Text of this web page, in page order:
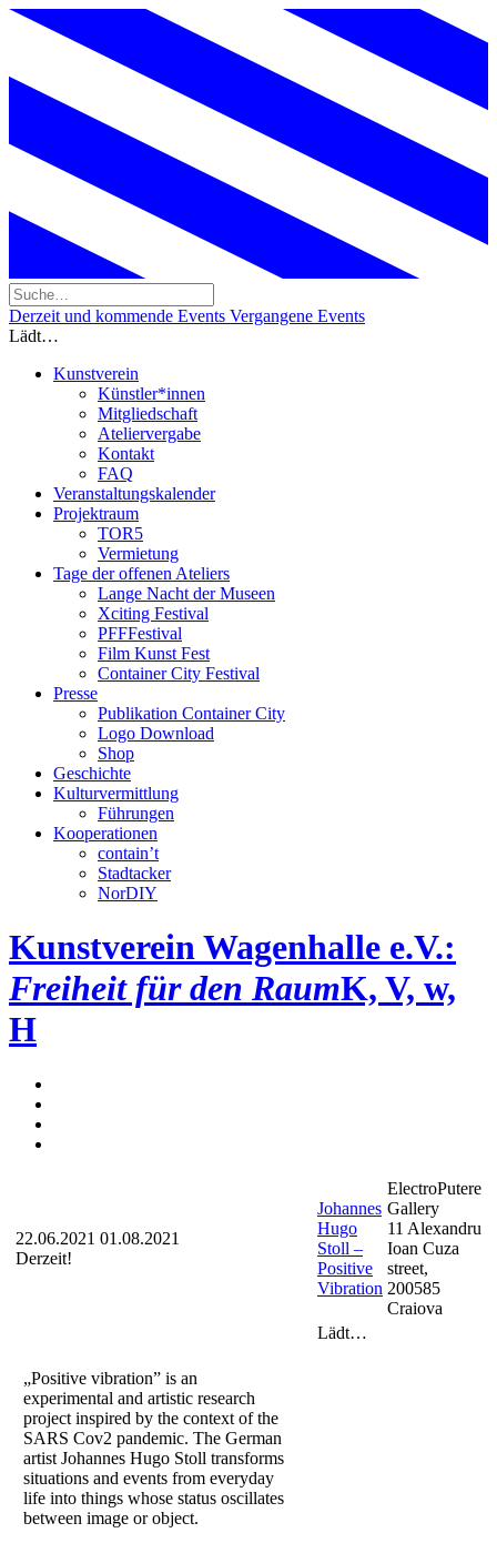
Derzeit und kommende Events Vergangene Events
Lädt…
Kunstverein
Künstler*innen
Mitgliedschaft
Ateliervergabe
Kontakt
FAQ
Veranstaltungskalender
Projektraum
TOR5
Vermietung
Tage der offenen Ateliers
Lange Nacht der Museen
Xciting Festival
PFFFestival
Film Kunst Fest
Container City Festival
Presse
Publikation Container City
Logo Download
Shop
Geschichte
Kulturvermittlung
Führungen
Kooperationen
contain’t
Stadtacker
NorDIY
Kunstverein Wagenhalle e.V.:
Freiheit für den RaumK, V, w,
H
22.06.2021 01.08.2021
Derzeit!
Johannes
Hugo
Stoll –
Positive
Vibration
ElectroPutere
Gallery
11 Alexandru
Ioan Cuza
street,
200585
Craiova
Lädt…
„Positive vibration” is an
experimental and artistic research
project inspired by the context of the
SARS Cov2 pandemic. The German
artist Johannes Hugo Stoll transforms
situations and events from everyday
life into things whose status oscillates
between image or object.